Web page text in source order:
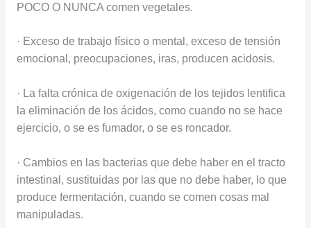
POCO O NUNCA comen vegetales.
· Exceso de trabajo físico o mental, exceso de tensión
emocional, preocupaciones, iras, producen acidosis.
· La falta crónica de oxigenación de los tejidos lentifica
la eliminación de los ácidos, como cuando no se hace
ejercicio, o se es fumador, o se es roncador.
· Cambios en las bacterias que debe haber en el tracto
intestinal, sustituidas por las que no debe haber, lo que
produce fermentación, cuando se comen cosas mal
manipuladas.